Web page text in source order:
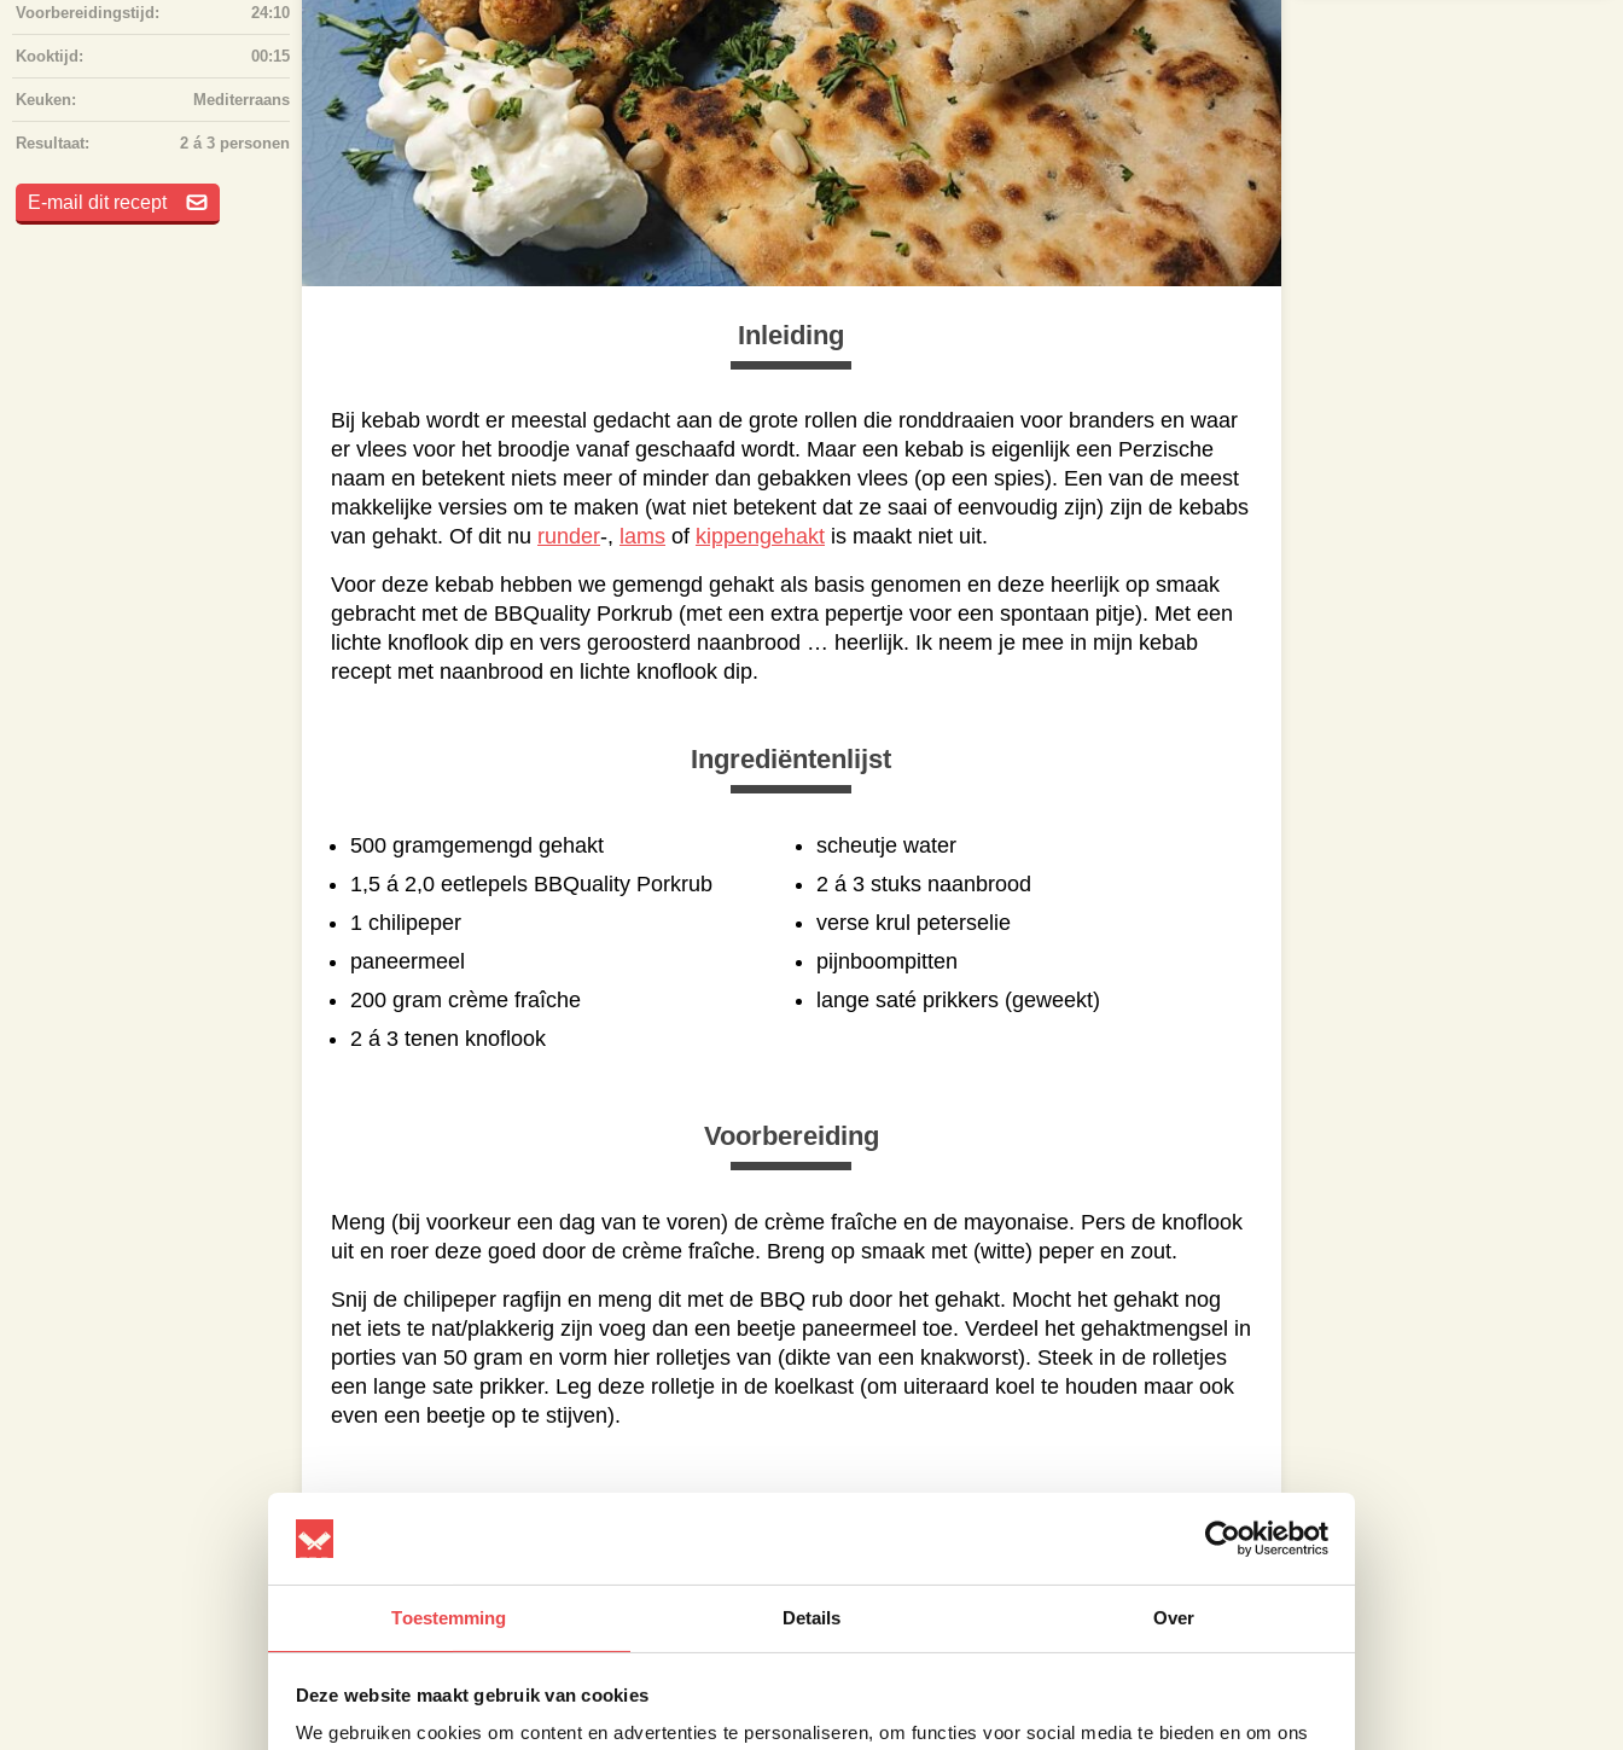
Toestemming Details Over
Deze website maakt gebruik van cookies
We gebruiken cookies om content en advertenties te personaliseren, om functies voor social media te bieden en om ons
Voorbereidingstijd: 24:10
Kooktijd: 00:15
Keuken: Mediterraans
Resultaat: 2 á 3 personen
E-mail dit recept
Inleiding
Bij kebab wordt er meestal gedacht aan de grote rollen die ronddraaien voor branders en waar
er vlees voor het broodje vanaf geschaafd wordt. Maar een kebab is eigenlijk een Perzische
naam en betekent niets meer of minder dan gebakken vlees (op een spies). Een van de meest
makkelijke versies om te maken (wat niet betekent dat ze saai of eenvoudig zijn) zijn de kebabs
van gehakt. Of dit nu runder-, lams of kippengehakt is maakt niet uit.
Voor deze kebab hebben we gemengd gehakt als basis genomen en deze heerlijk op smaak
gebracht met de BBQuality Porkrub (met een extra pepertje voor een spontaan pitje). Met een
lichte knoflook dip en vers geroosterd naanbrood … heerlijk. Ik neem je mee in mijn kebab
recept met naanbrood en lichte knoflook dip.
Ingrediëntenlijst
500 gramgemengd gehakt
1,5 á 2,0 eetlepels BBQuality Porkrub
1 chilipeper
paneermeel
200 gram crème fraîche
2 á 3 tenen knoflook
scheutje water
2 á 3 stuks naanbrood
verse krul peterselie
pijnboompitten
lange saté prikkers (geweekt)
Voorbereiding
Meng (bij voorkeur een dag van te voren) de crème fraîche en de mayonaise. Pers de knoflook
uit en roer deze goed door de crème fraîche. Breng op smaak met (witte) peper en zout.
Snij de chilipeper ragfijn en meng dit met de BBQ rub door het gehakt. Mocht het gehakt nog
net iets te nat/plakkerig zijn voeg dan een beetje paneermeel toe. Verdeel het gehaktmengsel in
porties van 50 gram en vorm hier rolletjes van (dikte van een knakworst). Steek in de rolletjes
een lange sate prikker. Leg deze rolletje in de koelkast (om uiteraard koel te houden maar ook
even een beetje op te stijven).
Je kan de spiesjes in een pan bakken of op de BBQ. De bereidingstijd is ongeveer even lang.
De naanbroden kan je ook even grillen in de oven op 200 graden.
BBQ op temperatuur is grill je de naanbroden af en daarna de kebab spiezen. Dit doe je
ongeveer 5 minuten, draai in deze 5 minuten de spiesjes regelmatig om.